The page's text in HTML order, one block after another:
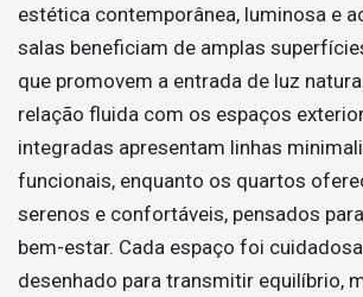
estética contemporânea, luminosa e
salas beneficiam de amplas
que promovem a entrada de luz
relação fluida com os espaços
integradas apresentam linhas
funcionais, enquanto os quartos
serenos e confortáveis, pensados
bem-estar. Cada espaço foi
desenhado para transmitir equilíbrio,